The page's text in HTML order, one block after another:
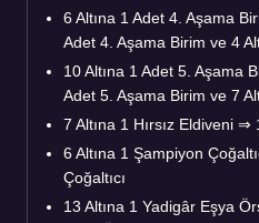
6 Altına 1 Adet 4. Aşama
Adet 4. Aşama Birim ve 4
10 Altına 1 Adet 5. Aşama
Adet 5. Aşama Birim ve 7
7 Altına 1 Hırsız Eldiveni ⇒
6 Altına 1 Şampiyon
Çoğaltıcı
13 Altına 1 Yadigâr Eşya